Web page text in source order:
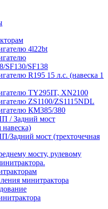
4l22bt
SF130/SF138
R195 15 л.с. (навеска 1
TY295IT, XN2100
ZS1100/ZS1115NDL
КМ385/380
/ Задний мост
навеска)
Задний мост (трехточечная
мосту, рулевому
минитрактора